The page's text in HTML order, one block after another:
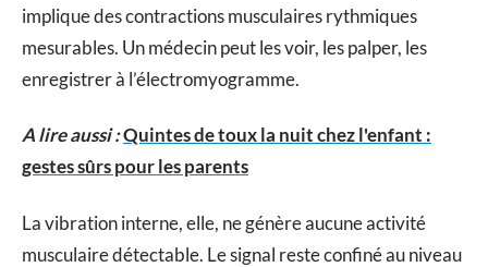
implique des contractions musculaires rythmiques
mesurables. Un médecin peut les voir, les palper, les
enregistrer à l’électromyogramme.
A lire aussi :Quintes de toux la nuit chez l'enfant :
gestes sûrs pour les parents
La vibration interne, elle, ne génère aucune activité
musculaire détectable. Le signal reste confiné au niveau